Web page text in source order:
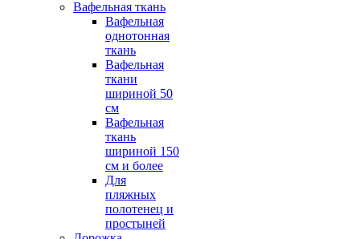
Вафельная ткань
Вафельная
однотонная
ткань
Вафельная
ткани
шириной 50
см
Вафельная
ткань
шириной 150
см и более
Для
пляжных
полотенец и
простыней